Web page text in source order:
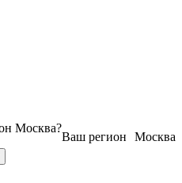
Москва
Ваш регион
Москва?